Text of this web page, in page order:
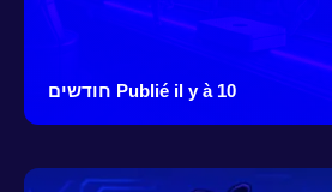
Publié il y à 10 חודשים